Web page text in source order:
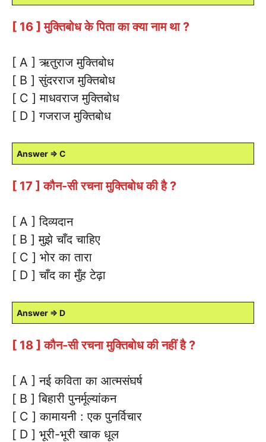
[ 16 ] मुक्तिबोध के पिता का क्या नाम था ?
[ A ] ऋतुराज मुक्तिबोध
[ B ] सुंदरराज मुक्तिबोध
[ C ] माधवराज मुक्तिबोध
[ D ] गजराज मुक्तिबोध
Answer ⇒ C
[ 17 ] कौन-सी रचना मुक्तिबोध की है ?
[ A ] दिव्यदान
[ B ] मुझे चाँद चाहिए
[ C ] भोर का तारा
[ D ] चाँद का मुँह टेढ़ा
Answer ⇒ D
[ 18 ] कौन-सी रचना मुक्तिबोध की नहीं है ?
[ A ] नई कविता का आत्मसंघर्ष
[ B ] बिहारी पुनर्मूल्यांकन
[ C ] कामायनी : एक पुनर्विचार
[ D ] भूरी-भूरी खाक धूल